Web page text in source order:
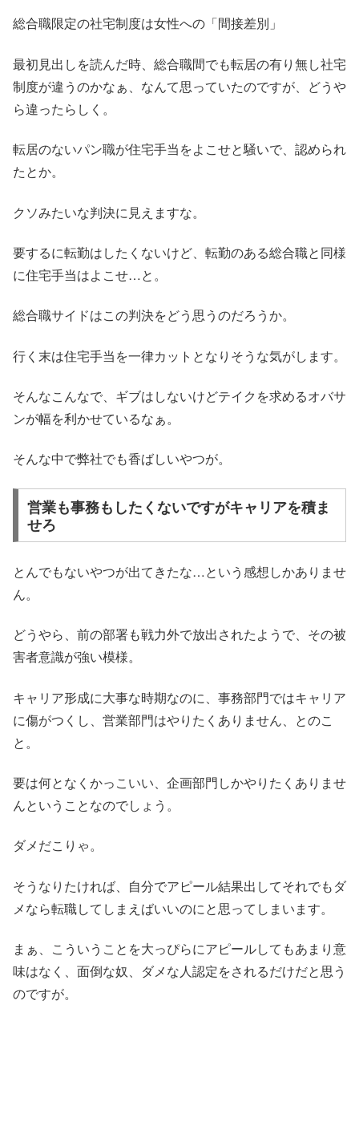
総合職限定の社宅制度は女性への「間接差別」
最初見出しを読んだ時、総合職間でも転居の有り無し社宅
制度が違うのかなぁ、なんて思っていたのですが、どうや
ら違ったらしく。
転居のないパン職が住宅手当をよこせと騒いで、認められ
たとか。
クソみたいな判決に見えますな。
要するに転勤はしたくないけど、転勤のある総合職と同様
に住宅手当はよこせ…と。
総合職サイドはこの判決をどう思うのだろうか。
行く末は住宅手当を一律カットとなりそうな気がします。
そんなこんなで、ギブはしないけどテイクを求めるオバサ
ンが幅を利かせているなぁ。
そんな中で弊社でも香ばしいやつが。
営業も事務もしたくないですがキャリアを積ま
せろ
とんでもないやつが出てきたな…という感想しかありませ
ん。
どうやら、前の部署も戦力外で放出されたようで、その被
害者意識が強い模様。
キャリア形成に大事な時期なのに、事務部門ではキャリア
に傷がつくし、営業部門はやりたくありません、とのこ
と。
要は何となくかっこいい、企画部門しかやりたくありませ
んということなのでしょう。
ダメだこりゃ。
そうなりたければ、自分でアピール結果出してそれでもダ
メなら転職してしまえばいいのにと思ってしまいます。
まぁ、こういうことを大っぴらにアピールしてもあまり意
味はなく、面倒な奴、ダメな人認定をされるだけだと思う
のですが。